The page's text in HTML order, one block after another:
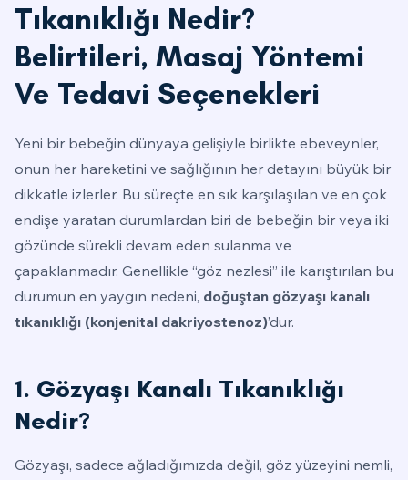
Tıkanıklığı Nedir?
Belirtileri, Masaj Yöntemi
Ve Tedavi Seçenekleri
Yeni bir bebeğin dünyaya gelişiyle birlikte ebeveynler,
onun her hareketini ve sağlığının her detayını büyük bir
dikkatle izlerler. Bu süreçte en sık karşılaşılan ve en çok
endişe yaratan durumlardan biri de bebeğin bir veya iki
gözünde sürekli devam eden sulanma ve
çapaklanmadır. Genellikle “göz nezlesi” ile karıştırılan bu
durumun en yaygın nedeni, doğuştan gözyaşı kanalı
tıkanıklığı (konjenital dakriyostenoz)’dur.
1. Gözyaşı Kanalı Tıkanıklığı
Nedir?
Gözyaşı, sadece ağladığımızda değil, göz yüzeyini nemli,